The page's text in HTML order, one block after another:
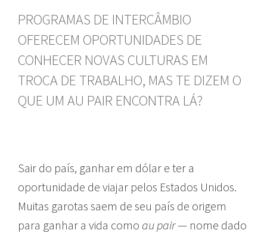
PROGRAMAS DE INTERCÂMBIO
OFERECEM OPORTUNIDADES DE
CONHECER NOVAS CULTURAS EM
TROCA DE TRABALHO, MAS TE DIZEM O
QUE UM AU PAIR ENCONTRA LÁ?
Sair do país, ganhar em dólar e ter a
oportunidade de viajar pelos Estados Unidos.
Muitas garotas saem de seu país de origem
para ganhar a vida como au pair— nome dado